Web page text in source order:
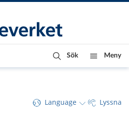
Sök Meny
Language Lyssna